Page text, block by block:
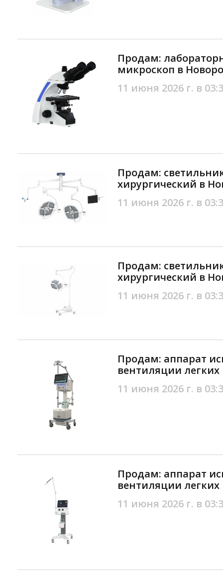
Продам:
микроскоп в
11 июня 2026 г. в
Продам:
хирургический в
11 июня 2026 г. в
Продам:
хирургический в
11 июня 2026 г. в
Продам: аппарат
вентиляции легких
11 июня 2026 г. в
Продам: аппарат
вентиляции легких
11 июня 2026 г. в